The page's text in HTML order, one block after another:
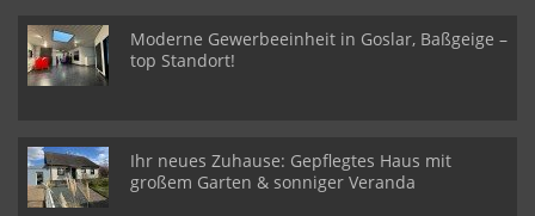
Moderne Gewerbeeinheit in Goslar, Baßgeige –
top Standort!
Ihr neues Zuhause: Gepflegtes Haus mit
großem Garten & sonniger Veranda